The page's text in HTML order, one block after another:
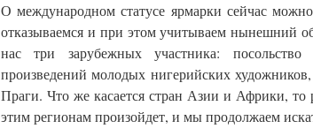
О международном статусе ярмарки сейчас
отказываемся и при этом учитываем нынешний
нас три зарубежных участника: посольство
произведений молодых нигерийских
Праги. Что же касается стран Азии и Африки,
этим регионам произойдет, и мы продолжаем